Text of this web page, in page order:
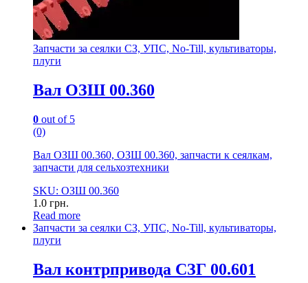
Запчасти за сеялки СЗ, УПС, No-Till, культиваторы,
плуги
Вал ОЗШ 00.360
0 out of 5
(0)
Вал ОЗШ 00.360, ОЗШ 00.360, запчасти к сеялкам,
запчасти для сельхозтехники
SKU: ОЗШ 00.360
1.0 грн.
Read more
Запчасти за сеялки СЗ, УПС, No-Till, культиваторы,
плуги
Вал контрпривода СЗГ 00.601